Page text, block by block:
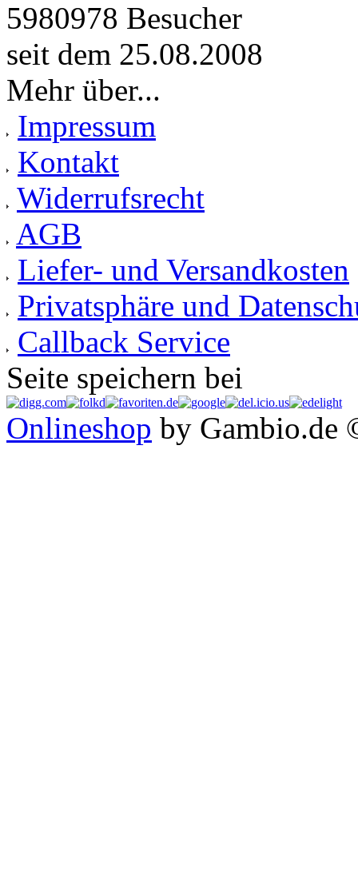
5980978 Besucher
seit dem 25.08.2008
Mehr über...
Impressum
Kontakt
Widerrufsrecht
AGB
Liefer- und Versandkosten
Privatsphäre und
Callback Service
Seite speichern bei
Onlineshop by Gambio.de